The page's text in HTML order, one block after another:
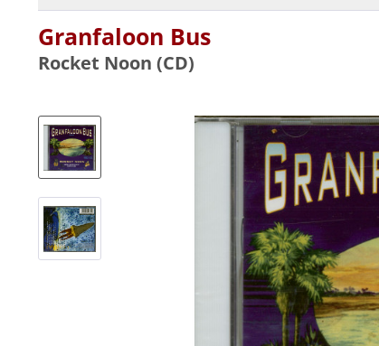
Granfaloon Bus
Rocket Noon (CD)